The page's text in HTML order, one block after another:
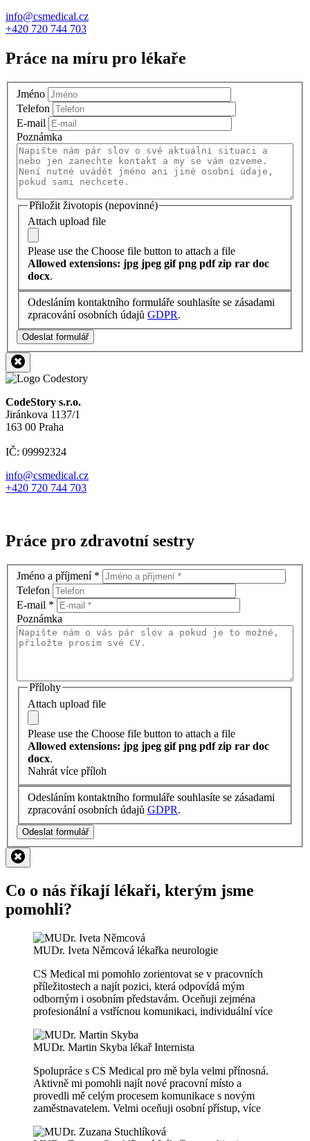
info@csmedical.cz
+420 720 744 703
Práce na míru pro lékaře
Jméno
Telefon
E-mail
Poznámka
Přiložit životopis (nepovinné)
Attach upload file
Please use the Choose file button to attach a file
Allowed extensions: jpg jpeg gif png pdf zip rar doc
docx.
Odesláním kontaktního formuláře souhlasíte se zásadami
zpracování osobních údajů GDPR.
Odeslat formulář
CodeStory s.r.o.
Jiránkova 1137/1
163 00 Praha
IČ: 09992324
info@csmedical.cz
+420 720 744 703
Práce pro zdravotní sestry
Jméno a příjmení *
Telefon
E-mail *
Poznámka
Přílohy
Attach upload file
Please use the Choose file button to attach a file
Allowed extensions: jpg jpeg gif png pdf zip rar doc
docx.
Nahrát více příloh
Odesláním kontaktního formuláře souhlasíte se zásadami
zpracování osobních údajů GDPR.
Odeslat formulář
Co o nás říkají lékaři, kterým jsme
pomohli?
MUDr. Iveta Němcová lékařka neurologie
CS Medical mi pomohlo zorientovat se v pracovních
příležitostech a najít pozici, která odpovídá mým
odborným i osobním představám. Oceňuji zejména
profesionální a vstřícnou komunikaci, individuálnívíce
MUDr. Martin Skyba lékař Internista
Spolupráce s CS Medical pro mě byla velmi přínosná.
Aktivně mi pomohli najít nové pracovní místo a
provedli mě celým procesem komunikace s novým
zaměstnavatelem. Velmi oceňuji osobní přístup, více